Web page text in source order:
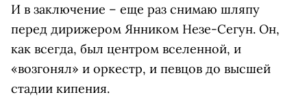
И в заключение – еще раз снимаю шляпу
перед дирижером Янником Незе-Сегун. Он,
как всегда, был центром вселенной, и
«возгонял» и оркестр, и певцов до высшей
стадии кипения.